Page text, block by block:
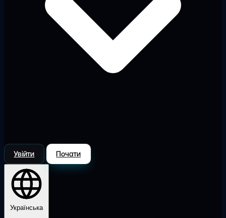
Увійти Почати
Українська